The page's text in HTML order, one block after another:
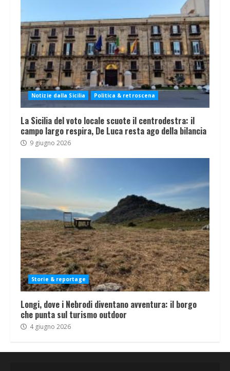
Notizie dalla Sicilia Politica & retroscena
La Sicilia del voto locale scuote il centrodestra: il
campo largo respira, De Luca resta ago della bilancia
9 giugno 2026
Storie & reportage
Longi, dove i Nebrodi diventano avventura: il borgo
che punta sul turismo outdoor
4 giugno 2026